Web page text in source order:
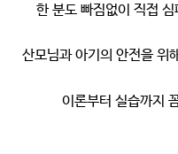
한 분도 빠짐없이 직접
산모님과 아기의 안전을 위
이론부터 실습까지